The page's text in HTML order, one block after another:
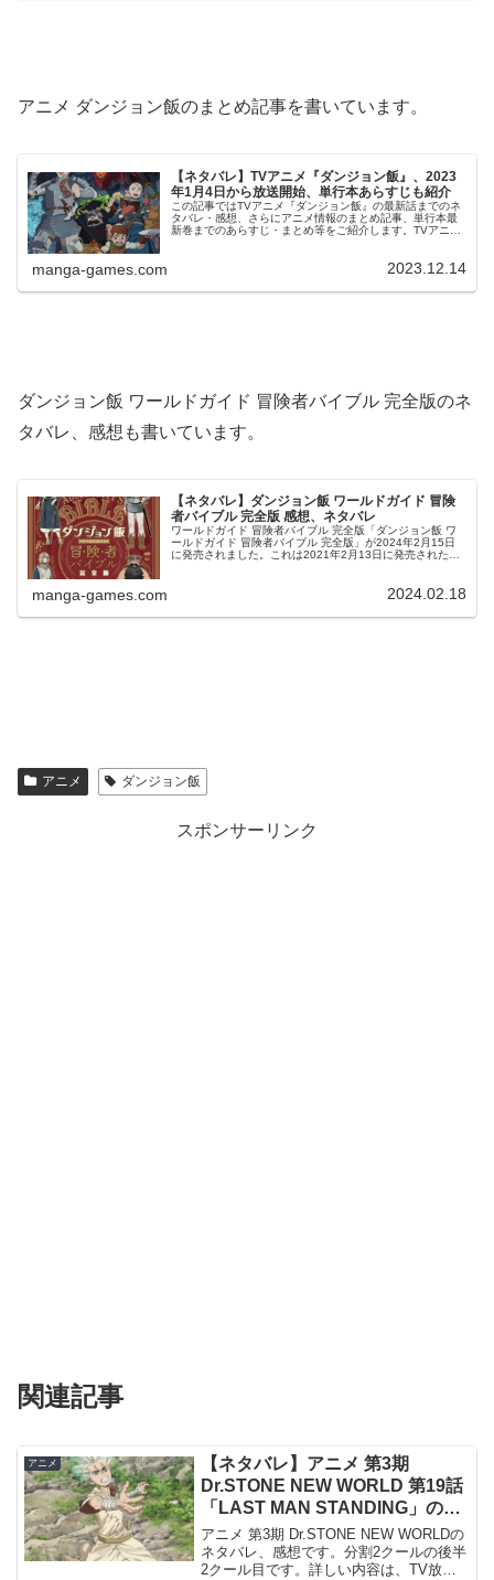
アニメ ダンジョン飯のまとめ記事を書いています。
【ネタバレ】TVアニメ『ダンジョン飯』、2023
年1月4日から放送開始、単行本あらすじも紹介
この記事ではTVアニメ『ダンジョン飯』の最新話までのネ
タバレ・感想、さらにアニメ情報のまとめ記事、単行本最
新巻までのあらすじ・まとめ等をご紹介します。TVアニメ
manga-games.com 2023.12.14
ダンジョン飯 ワールドガイド 冒険者バイブル 完全版のネ
タバレ、感想も書いています。
【ネタバレ】ダンジョン飯 ワールドガイド 冒険
者バイブル 完全版 感想、ネタバレ
ワールドガイド 冒険者バイブル 完全版「ダンジョン飯 ワ
ールドガイド 冒険者バイブル 完全版」が2024年2月15日
に発売されました。これは2021年2月13日に発売された
manga-games.com 2024.02.18
アニメ ダンジョン飯
スポンサーリンク
関連記事
アニメ
【ネタバレ】アニメ 第3期
Dr.STONE NEW WORLD 第19話
「LAST MAN STANDING」のネ
タバレ、感想
アニメ 第3期 Dr.STONE NEW WORLDの
ネタバレ、感想です。分割2クールの後半
2クール目です。詳しい内容は、TV放送